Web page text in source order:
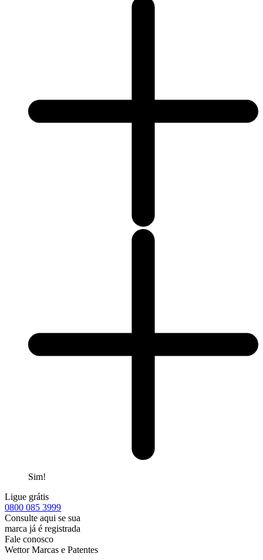
Sim!
Ligue grátis
0800 085 3999
Consulte aqui se sua
marca já é registrada
Fale conosco
Wettor Marcas e Patentes